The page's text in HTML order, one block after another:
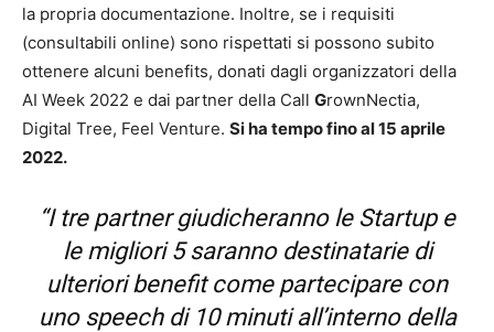
la propria documentazione. Inoltre, se i requisiti
(consultabili online) sono rispettati si possono subito
ottenere alcuni benefits, donati dagli organizzatori della
AI Week 2022 e dai partner della Call GrownNectia,
Digital Tree, Feel Venture. Si ha tempo fino al 15 aprile
2022.
“I tre partner giudicheranno le Startup e
le migliori 5 saranno destinatarie di
ulteriori benefit come partecipare con
uno speech di 10 minuti all’interno della